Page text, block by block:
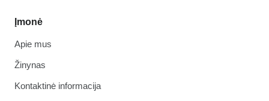
Įmonė
Apie mus
Žinynas
Kontaktinė informacija